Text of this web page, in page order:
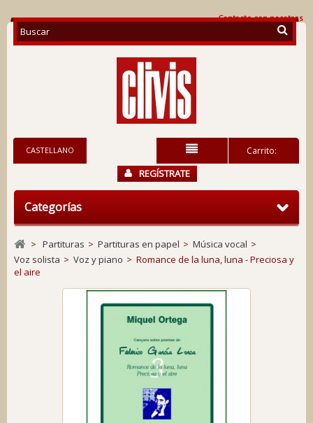
Contacte con nosotros
Carrito:
CASTELLANO
REGÍSTRATE
Categorías
> Partituras > Partituras en papel > Música vocal >
Voz solista > Voz y piano > Romance de la luna, luna - Preciosa y
el aire